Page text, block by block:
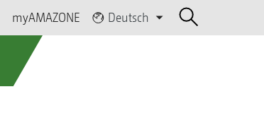
myAMAZONE Deutsch